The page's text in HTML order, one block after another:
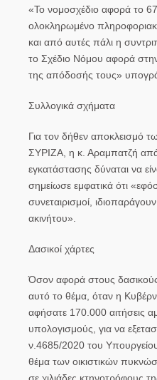
«Το νομοσχέδιο αφορά το
ολοκληρωμένο
και από αυτές πάλι η
το Σχέδιο Νόμου αφορά
της απόδοσής τους»
Συλλογικά σχήματα
Για τον δήθεν αποκλεισμό
ΣΥΡΙΖΑ, η κ. Αραμπατζή
εγκατάστασης δύναται να
σημείωσε εμφατικά ότι
συνεταιρισμοί,
ακινήτου».
Δασικοί χάρτες
Όσον αφορά στους δασικούς
αυτό το θέμα, όταν η
αφήσατε 170.000 αιτήσεις
υπολογισμούς, για να
ν.4685/2020 του
θέμα των οικιστικών
σε χιλιάδες κτηνοτρόφους